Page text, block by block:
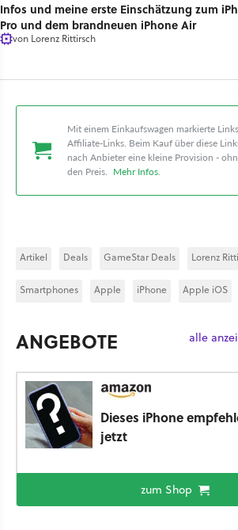
Infos und meine erste Einschätzung zum
Pro und dem brandneuen iPhone Air
von Lorenz Rittirsch
Mit einem Einkaufswagen markierte
Affiliate-Links. Beim Kauf über diese
nach Anbieter eine kleine Provision -
den Preis. Mehr Infos.
Artikel Deals GameStar Deals Lorenz
Smartphones Apple iPhone Apple iOS
ANGEBOTE alle
Dieses iPhone
jetzt
zum Shop